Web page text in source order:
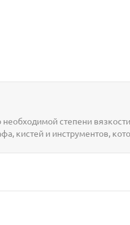
степени
кистей и инструментов,